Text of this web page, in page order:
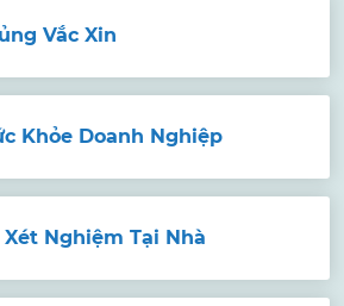
Vắc Xin
Khỏe Doanh Nghiệp
Xét Nghiệm Tại Nhà